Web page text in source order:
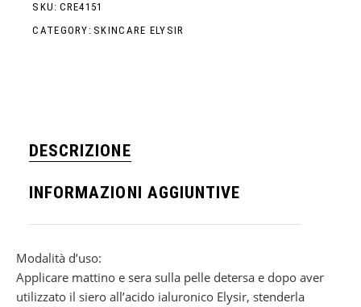
SKU: CRE4151
CATEGORY: SKINCARE ELYSIR
DESCRIZIONE
INFORMAZIONI AGGIUNTIVE
Modalità d’uso:
Applicare mattino e sera sulla pelle detersa e dopo aver
utilizzato il siero all’acido ialuronico Elysir, stenderla